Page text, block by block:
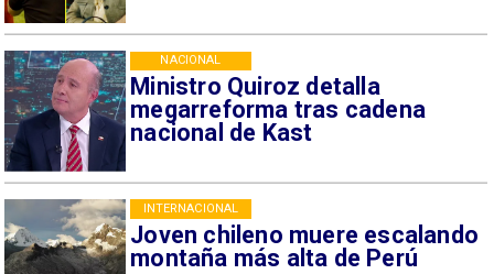
Ministro Quiroz detalla
megarreforma tras cadena
nacional de Kast
NACIONAL
Joven chileno muere escalando
montaña más alta de Perú
INTERNACIONAL